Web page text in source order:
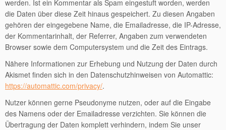
werden. Ist ein Kommentar als Spam eingestuft worden, werden
die Daten über diese Zeit hinaus gespeichert. Zu diesen Angaben
gehören der eingegebene Name, die Emailadresse, die IP-Adresse,
der Kommentarinhalt, der Referrer, Angaben zum verwendeten
Browser sowie dem Computersystem und die Zeit des Eintrags.
Nähere Informationen zur Erhebung und Nutzung der Daten durch
Akismet finden sich in den Datenschutzhinweisen von Automattic:
https://automattic.com/privacy/.
Nutzer können gerne Pseudonyme nutzen, oder auf die Eingabe
des Namens oder der Emailadresse verzichten. Sie können die
Übertragung der Daten komplett verhindern, indem Sie unser